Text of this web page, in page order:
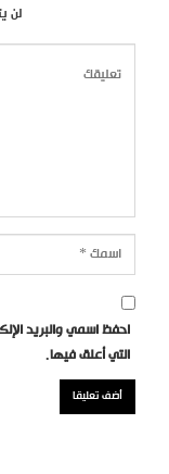
لن
احفظ اسمي والبريد
التي أعلق فيها.